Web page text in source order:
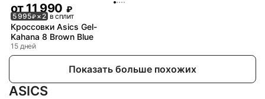
от 11 990 ₽
5 995₽× 2 в сплит
Кроссовки Asics Gel-
Kahana 8 Brown Blue
15 дней
Показать больше похожих
ASICS